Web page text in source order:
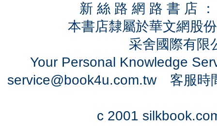
新 絲 路 網 路 書 店
本書店隸屬於華文網股
采舍國際有
Your Personal Knowledge
service@book4u.com.tw客服時
c 2001